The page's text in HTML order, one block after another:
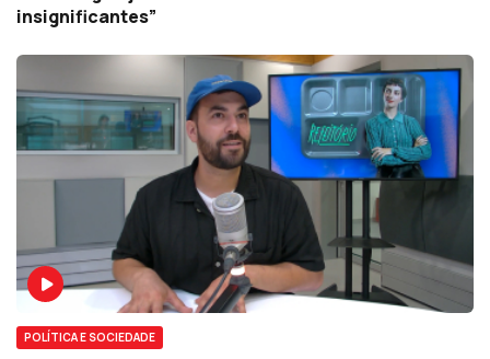
insignificantes”
POLÍTICA E SOCIEDADE